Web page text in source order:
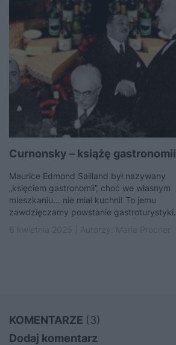
Curnonsky – książę gastronomii
Maurice Edmond Sailland był nazywany
„księciem gastronomii”, choć we własnym
mieszkaniu... nie miał kuchni! To jemu
zawdzięczamy powstanie gastroturystyki.
KOMENTARZE (3)
Dodaj komentarz